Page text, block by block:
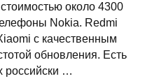
около 4300
Nokia. Redmi
с качественным
обновления. Есть
российски …